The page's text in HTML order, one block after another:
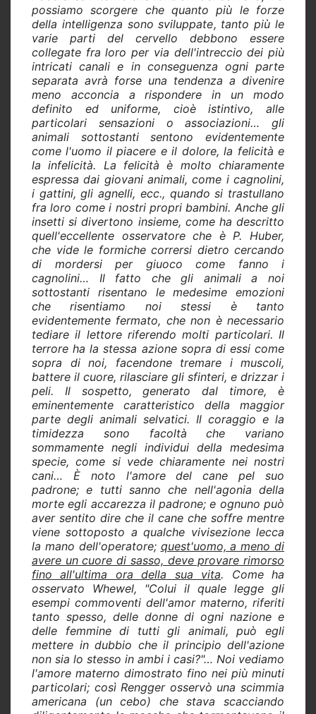
possiamo scorgere che quanto più le forze
della intelligenza sono sviluppate, tanto più le
varie parti del cervello debbono essere
collegate fra loro per via dell'intreccio dei più
intricati canali e in conseguenza ogni parte
separata avrà forse una tendenza a divenire
meno acconcia a rispondere in un modo
definito ed uniforme, cioè istintivo, alle
particolari sensazioni o associazioni… gli
animali sottostanti sentono evidentemente
come l'uomo il piacere e il dolore, la felicità e
la infelicità. La felicità è molto chiaramente
espressa dai giovani animali, come i cagnolini,
i gattini, gli agnelli, ecc., quando si trastullano
fra loro come i nostri propri bambini. Anche gli
insetti si divertono insieme, come ha descritto
quell'eccellente osservatore che è P. Huber,
che vide le formiche corrersi dietro cercando
di mordersi per giuoco come fanno i
cagnolini… Il fatto che gli animali a noi
sottostanti risentano le medesime emozioni
che risentiamo noi stessi è tanto
evidentemente fermato, che non è necessario
tediare il lettore riferendo molti particolari. Il
terrore ha la stessa azione sopra di essi come
sopra di noi, facendone tremare i muscoli,
battere il cuore, rilasciare gli sfinteri, e drizzar i
peli. Il sospetto, generato dal timore, è
eminentemente caratteristico della maggior
parte degli animali selvatici. Il coraggio e la
timidezza sono facoltà che variano
sommamente negli individui della medesima
specie, come si vede chiaramente nei nostri
cani… È noto l'amore del cane pel suo
padrone; e tutti sanno che nell'agonia della
morte egli accarezza il padrone; e ognuno può
aver sentito dire che il cane che soffre mentre
viene sottoposto a qualche vivisezione lecca
la mano dell'operatore; quest'uomo, a meno di
avere un cuore di sasso, deve provare rimorso
fino all'ultima ora della sua vita. Come ha
osservato Whewel, "Colui il quale legge gli
esempi commoventi dell'amor materno, riferiti
tanto spesso, delle donne di ogni nazione e
delle femmine di tutti gli animali, può egli
mettere in dubbio che il principio dell'azione
non sia lo stesso in ambi i casi?"… Noi vediamo
l'amore materno dimostrato fino nei più minuti
particolari; così Rengger osservò una scimmia
americana (un cebo) che stava scacciando